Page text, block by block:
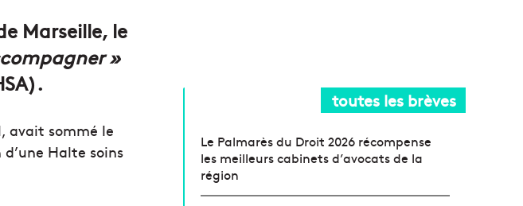
Marseille, le
»
avait sommé le
Halte soins
toutes les brèves
Le Palmarès du Droit 2026 récompense
les meilleurs cabinets d’avocats de la
région